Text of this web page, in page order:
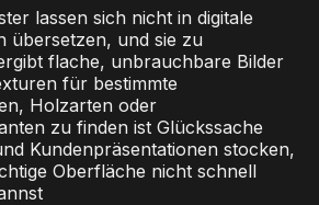
lassen sich nicht in digitale
übersetzen, und sie zu
flache, unbrauchbare Bilder
für bestimmte
Holzarten oder
zu finden ist Glückssache
Kundenpräsentationen stocken,
Oberfläche nicht schnell